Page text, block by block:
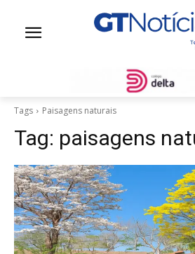
Tags Paisagens naturais
Tag: paisagens